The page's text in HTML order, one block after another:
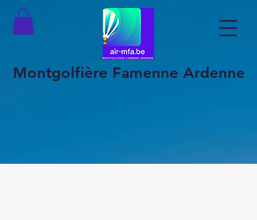
Montgolfière Famenne Ardenne